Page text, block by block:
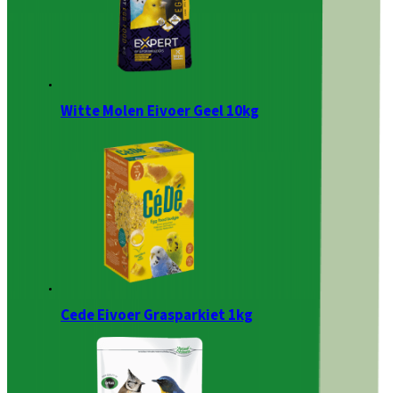
Witte Molen Eivoer Geel 10kg
Cede Eivoer Grasparkiet 1kg